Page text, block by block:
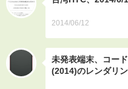
2014/06/12
未発表端末、コー
(2014)のレンダリ